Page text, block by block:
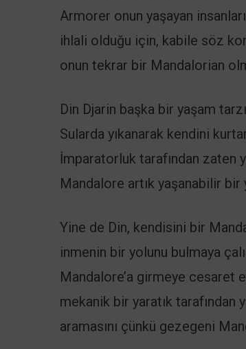
Armorer onun yaşayan
ihlali olduğu için, kabile söz
onun tekrar bir Mandalorian
Din Djarin başka bir yaşam
Sularda yıkanarak kendini
İmparatorluk tarafından zaten
Mandalore artık yaşanabilir bir
Yine de Din, kendisini bir
inmenin bir yolunu bulmaya
Mandalore’a girmeye cesaret
mekanik bir yaratık tarafından
aramasını çünkü gezegeni